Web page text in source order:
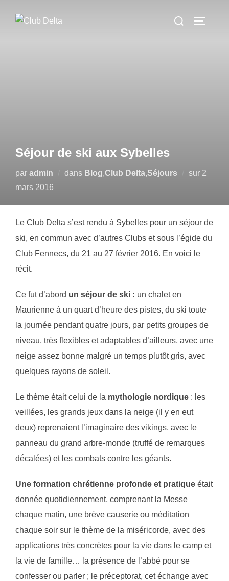
Rechercher :
Séjour de ski aux Sybelles
par admin dans Blog,Club Delta,Séjours sur Publié
2
mars 2016
Le Club Delta s’est rendu à Sybelles pour un séjour de
ski, en commun avec d’autres Clubs et sous l’égide du
Club Fennecs, du 21 au 27 février 2016. En voici le
récit.
Ce fut d’abord un séjour de ski : un chalet en
Maurienne à un quart d’heure des pistes, du ski toute
la journée pendant quatre jours, par petits groupes de
niveau, très flexibles et adaptables d’ailleurs, avec une
neige assez bonne malgré un temps plutôt gris, avec
quelques rayons de soleil.
Le thème était celui de la mythologie nordique : les
veillées, les grands jeux dans la neige (il y en eut
deux) reprenaient l’imaginaire des vikings, avec le
panneau du grand arbre-monde (truffé de remarques
décalées) et les combats contre les géants.
Une formation chrétienne profonde et pratique était
donnée quotidiennement, comprenant la Messe
chaque matin, une brève causerie ou méditation
chaque soir sur le thème de la miséricorde, avec des
applications très concrètes pour la vie dans le camp et
la vie de famille… la présence de l’abbé pour se
confesser ou parler ; le préceptorat, cet échange avec